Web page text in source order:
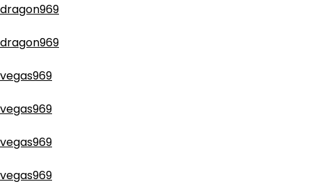
dragon969
dragon969
vegas969
vegas969
vegas969
vegas969